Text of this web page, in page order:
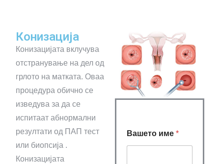
Конизација
Конизацијата вклучува
отстранување на дел од
грлото на матката. Оваа
процедура обично се
изведува за да се
испитаат абнормални
резултати од ПАП тест
или биопсија .
Конизацијата
Вашето име *